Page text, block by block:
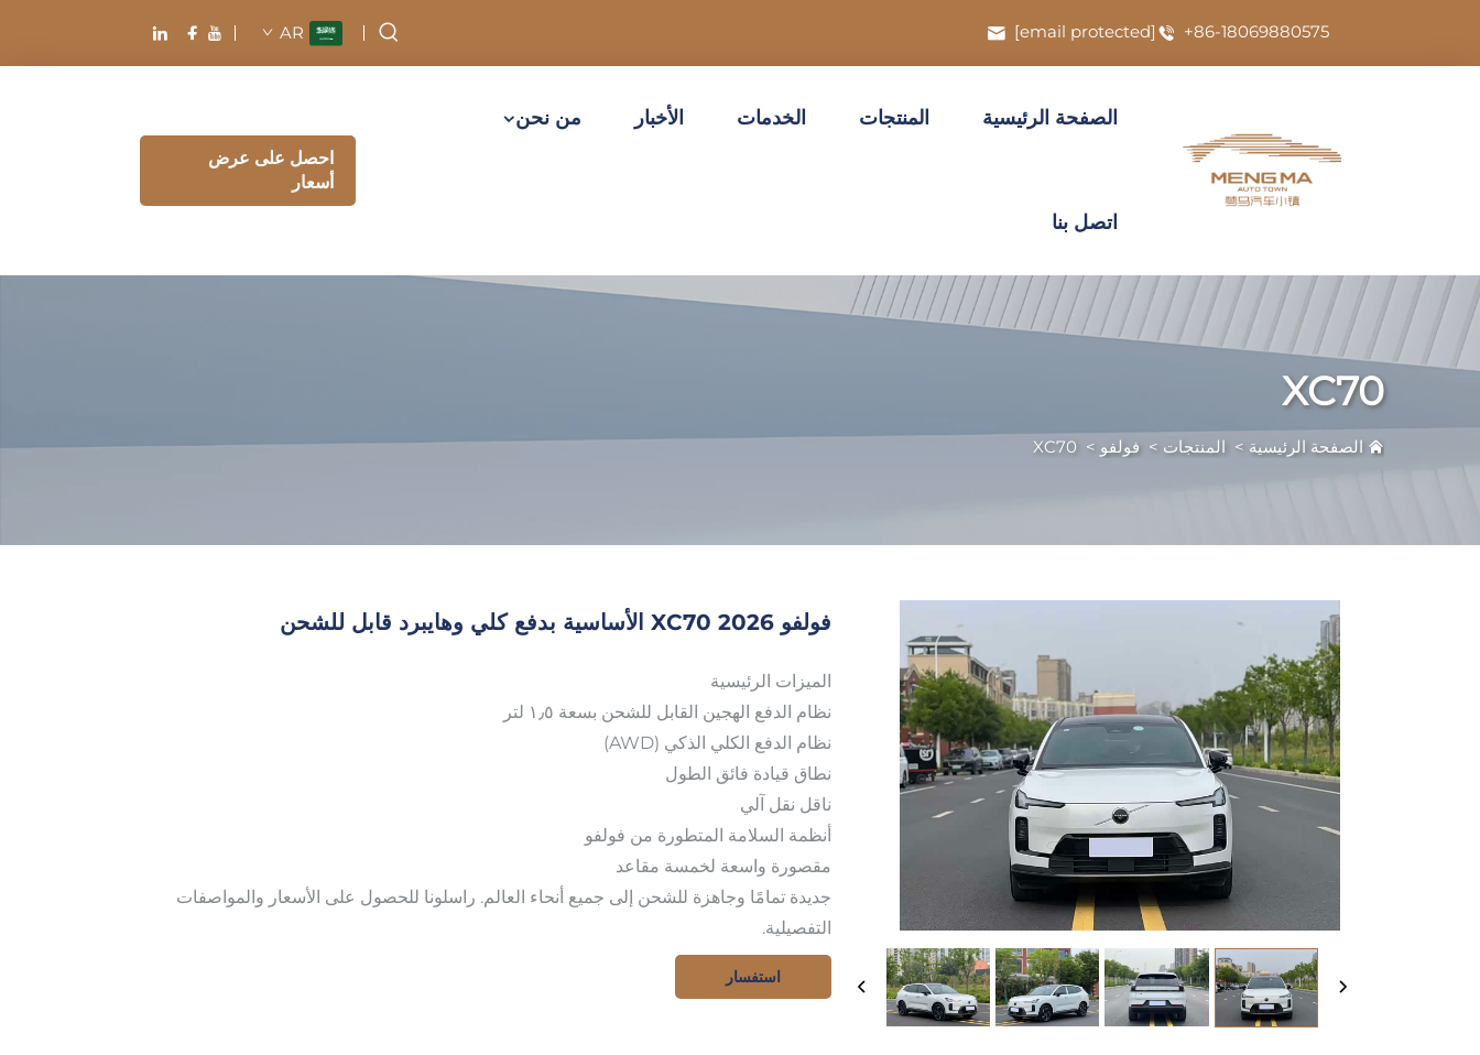
+86-18069880575
[email protected]
AR
الصفحة الرئيسية المنتجات الخدمات الأخبار من نحن
اتصل بنا
احصل على عرض
أسعار
XC70
الصفحة الرئيسية > المنتجات >فولفو >
XC70
فولفو XC70 2026 الأساسية بدفع كلي وهايبرد قابل للشحن
الميزات الرئيسية
نظام الدفع الهجين القابل للشحن بسعة ١٫٥ لتر
نظام الدفع الكلي الذكي (AWD)
نطاق قيادة فائق الطول
ناقل نقل آلي
أنظمة السلامة المتطورة من فولفو
مقصورة واسعة لخمسة مقاعد
جديدة تمامًا وجاهزة للشحن إلى جميع أنحاء العالم. راسلونا للحصول على الأسعار والمواصفات
التفصيلية.
استفسار